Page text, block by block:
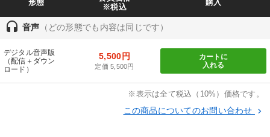
※「更新」を押すと「テーマ」「キーワード」を更新いただけます。
ondemand_video 経営音声・動画を探す refresh
全国経営者セミナー収録物以外の経営教材（全762タイトル）からお探
しいただけます
形態
※税込
購入
headset 音声 （どの形態でも内容は同じです）
デジタル音声版
（配信＋ダウン
ロード）
5,500円
定価 5,500円
カートに
入れる
※表示は全て税込（10%）価格です。
この商品についてのお問い合わせ keyboard_arrow_right